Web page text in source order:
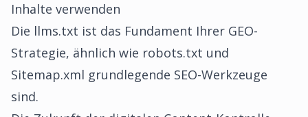
Inhalte verwenden
Die llms.txt ist das Fundament Ihrer GEO-
Strategie, ähnlich wie robots.txt und
Sitemap.xml grundlegende SEO-Werkzeuge
sind.